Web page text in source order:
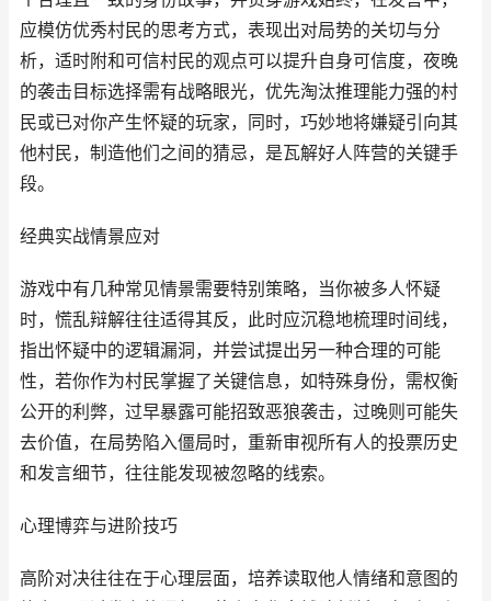
应模仿优秀村民的思考方式，表现出对局势的关切与分
析，适时附和可信村民的观点可以提升自身可信度，夜晚
的袭击目标选择需有战略眼光，优先淘汰推理能力强的村
民或已对你产生怀疑的玩家，同时，巧妙地将嫌疑引向其
他村民，制造他们之间的猜忌，是瓦解好人阵营的关键手
段。
经典实战情景应对
游戏中有几种常见情景需要特别策略，当你被多人怀疑
时，慌乱辩解往往适得其反，此时应沉稳地梳理时间线，
指出怀疑中的逻辑漏洞，并尝试提出另一种合理的可能
性，若你作为村民掌握了关键信息，如特殊身份，需权衡
公开的利弊，过早暴露可能招致恶狼袭击，过晚则可能失
去价值，在局势陷入僵局时，重新审视所有人的投票历史
和发言细节，往往能发现被忽略的线索。
心理博弈与进阶技巧
高阶对决往往在于心理层面，培养读取他人情绪和意图的